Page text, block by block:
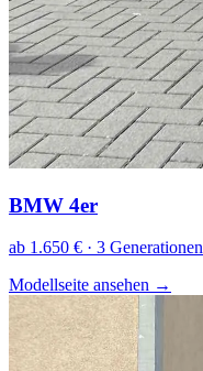
BMW 4er
ab 1.650 € · 3 Generationen
Modellseite ansehen →